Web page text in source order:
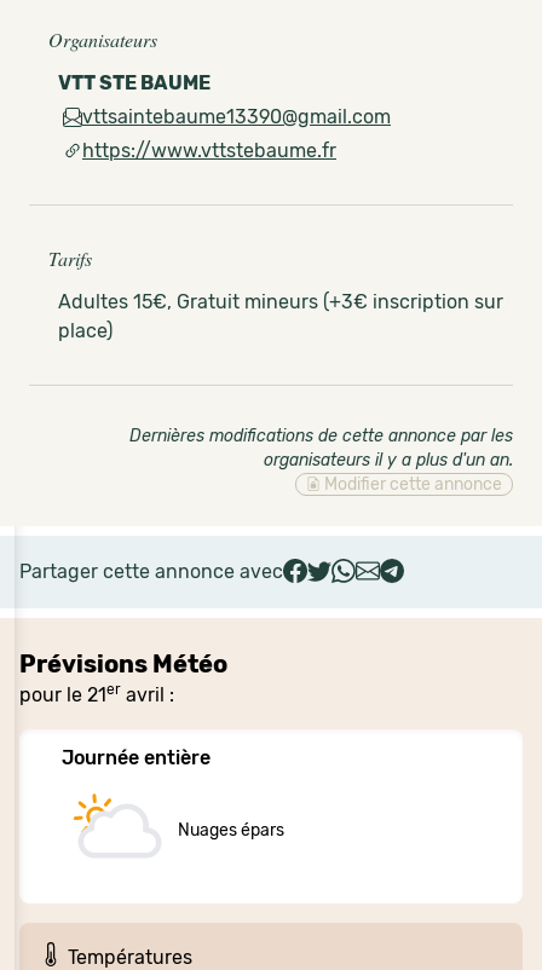
Prévisions Météo
pour le 21er avril :
Journée entière
Nuages épars
Températures
Organisateurs
VTT STE BAUME
vttsaintebaume13390@gmail.com
https://www.vttstebaume.fr
Tarifs
Adultes 15€, Gratuit mineurs (+3€ inscription sur
place)
Dernières modifications de cette annonce par les
organisateurs il y a plus d'un an.
Modifier cette annonce
Partager cette annonce avec